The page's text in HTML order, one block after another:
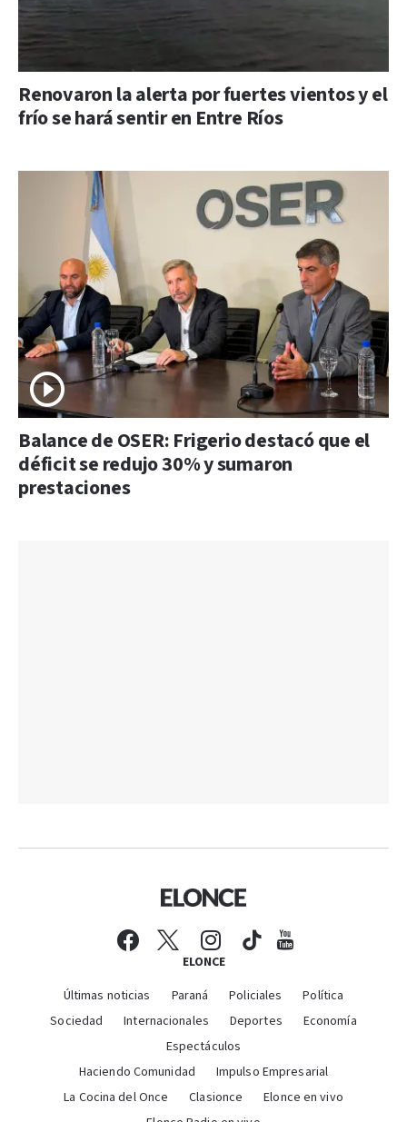
Renovaron la alerta por fuertes vientos y el
frío se hará sentir en Entre Ríos
Balance de OSER: Frigerio destacó que el
déficit se redujo 30% y sumaron
prestaciones
ELONCE
Últimas noticias Paraná Policiales
Política
Sociedad
Internacionales Deportes
Economía
Espectáculos
Haciendo Comunidad
Impulso Empresarial
La Cocina del Once
Clasionce
Elonce en vivo